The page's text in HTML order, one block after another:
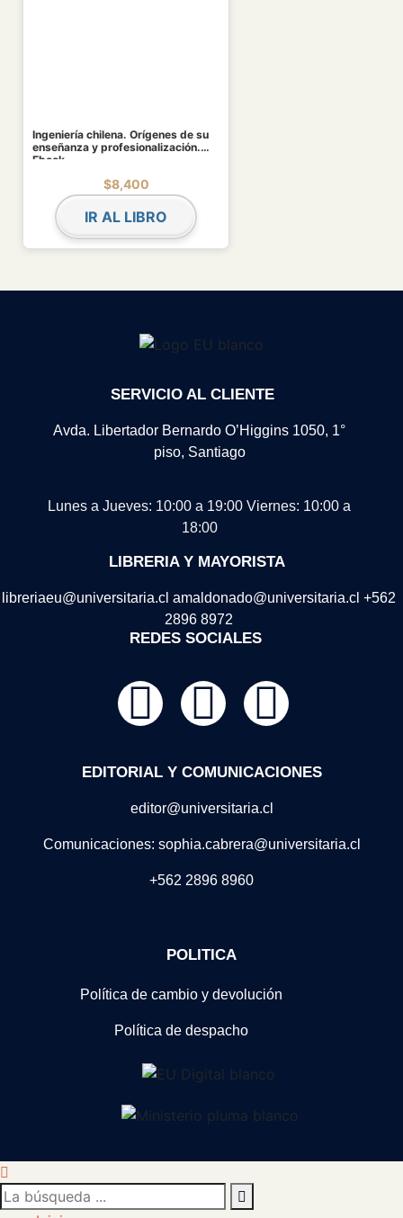
Ingeniería chilena. Orígenes de su
enseñanza y profesionalización.
Ebook
$8,400
IR AL LIBRO
SERVICIO AL CLIENTE
Avda. Libertador Bernardo O’Higgins 1050, 1°
piso, Santiago
Lunes a Jueves: 10:00 a 19:00 Viernes: 10:00 a
18:00
LIBRERIA Y MAYORISTA
libreriaeu@universitaria.cl amaldonado@universitaria.cl +562
2896 8972
REDES SOCIALES
EDITORIAL Y COMUNICACIONES
editor@universitaria.cl
Comunicaciones: sophia.cabrera@universitaria.cl
+562 2896 8960
POLITICA
Política de cambio y devolución
Política de despacho